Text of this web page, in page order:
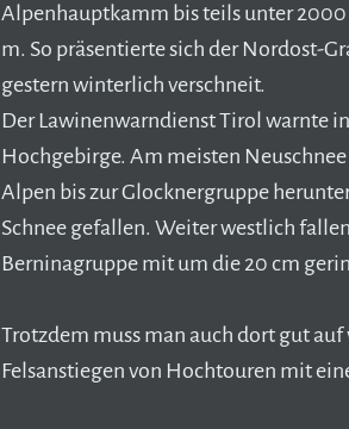
Alpenhauptkamm bis teils unter 2000
m. So präsentierte sich der Nordost-
gestern winterlich verschneit.
Der Lawinenwarndienst Tirol warnte
Hochgebirge. Am meisten
Alpen bis zur Glocknergruppe
Schnee gefallen. Weiter westlich
Berninagruppe mit um die 20 cm
Trotzdem muss man auch dort gut
Felsanstiegen von Hochtouren mit